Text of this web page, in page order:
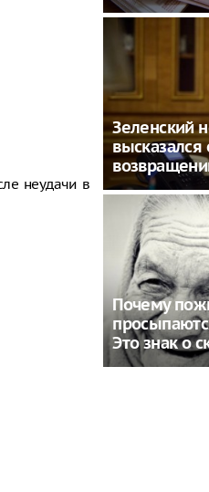
неудачи в
Зеленский
высказался
Почему
Это знак о